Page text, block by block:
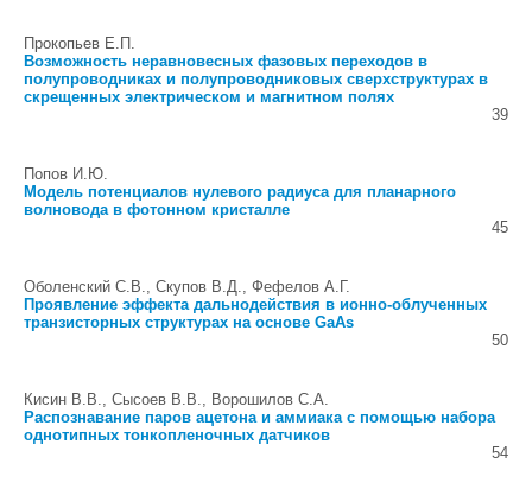
Прокопьев Е.П.
Возможность неравновесных фазовых переходов в
полупроводниках и полупроводниковых сверхструктурах в
скрещенных электрическом и магнитном полях
39
Попов И.Ю.
Модель потенциалов нулевого радиуса для планарного
волновода в фотонном кристалле
45
Оболенский С.В., Скупов В.Д., Фефелов А.Г.
Проявление эффекта дальнодействия в ионно-облученных
транзисторных структурах на основе GaAs
50
Кисин В.В., Сысоев В.В., Ворошилов С.А.
Распознавание паров ацетона и аммиака с помощью набора
однотипных тонкопленочных датчиков
54